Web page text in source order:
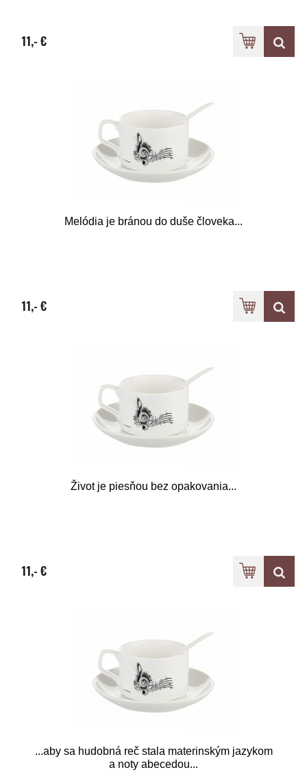
11,- €
Melódia je bránou do duše človeka...
11,- €
Život je piesňou bez opakovania...
11,- €
...aby sa hudobná reč stala materinským jazykom
a noty abecedou...